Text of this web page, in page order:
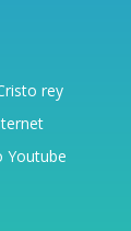
rey
Youtube